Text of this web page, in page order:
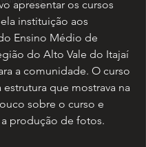
apresentar os cursos
instituição aos
Ensino Médio de
do Alto Vale do Itajaí
a comunidade. O curso
que mostrava na
sobre o curso e
produção de fotos.